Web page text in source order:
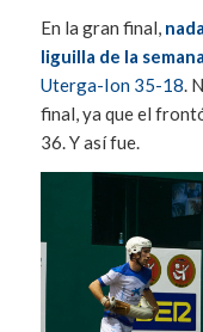
En la gran final,
liguilla de la
Uterga-Ion 35-18.
final, ya que el
36. Y así fue.